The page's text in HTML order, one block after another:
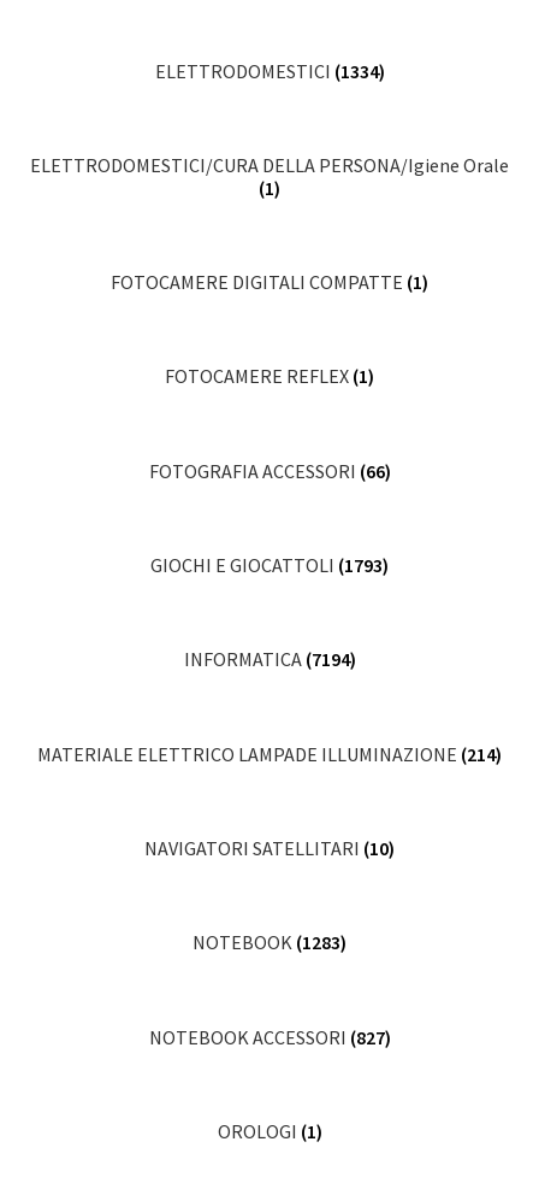
ELETTRODOMESTICI (1334)
ELETTRODOMESTICI/CURA DELLA PERSONA/Igiene Orale
(1)
FOTOCAMERE DIGITALI COMPATTE (1)
FOTOCAMERE REFLEX (1)
FOTOGRAFIA ACCESSORI (66)
GIOCHI E GIOCATTOLI (1793)
INFORMATICA (7194)
MATERIALE ELETTRICO LAMPADE ILLUMINAZIONE (214)
NAVIGATORI SATELLITARI (10)
NOTEBOOK (1283)
NOTEBOOK ACCESSORI (827)
OROLOGI (1)